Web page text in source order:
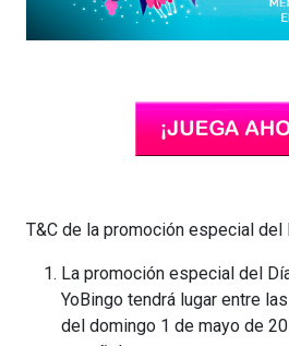
T&C de la promoción especial del
La promoción especial del
YoBingo tendrá lugar entre
del domingo 1 de mayo de